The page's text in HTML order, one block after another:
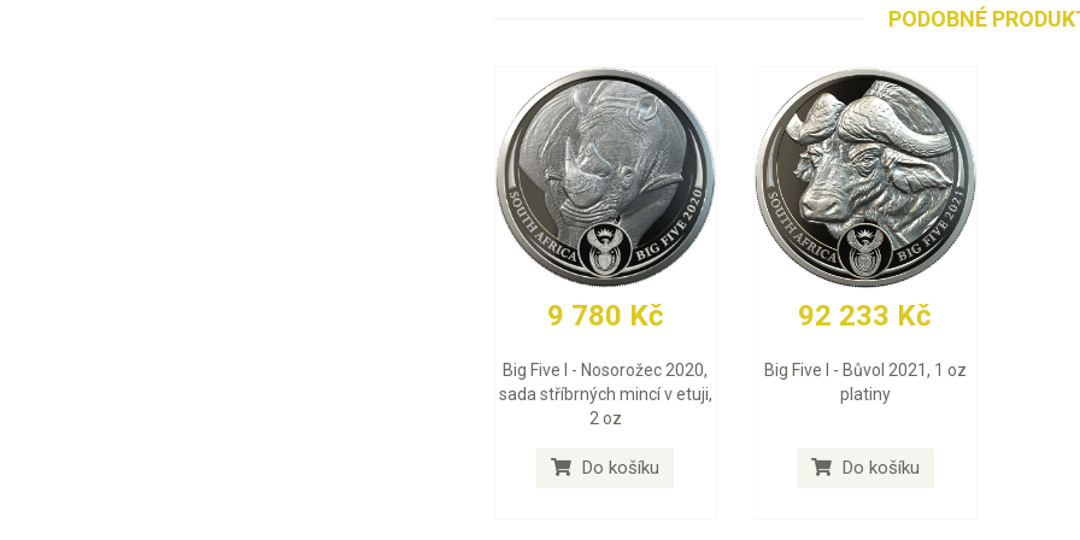
PODOBNÉ
9 780 Kč
Big Five I - Nosorožec 2020,
sada stříbrných mincí v etuji,
2 oz
Do košíku
92 233 Kč
Big Five I - Bůvol 2021, 1 oz
platiny
Do košíku